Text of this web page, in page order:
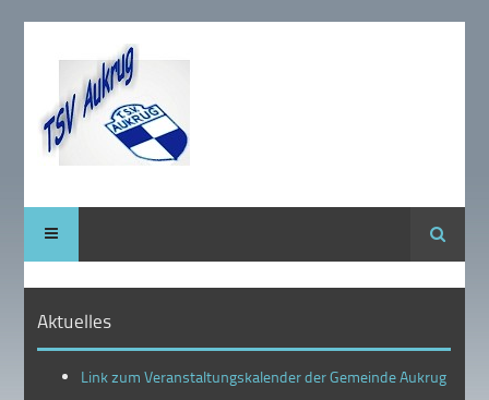
Suche
Aktuelles
Link zum Veranstaltungskalender der Gemeinde Aukrug